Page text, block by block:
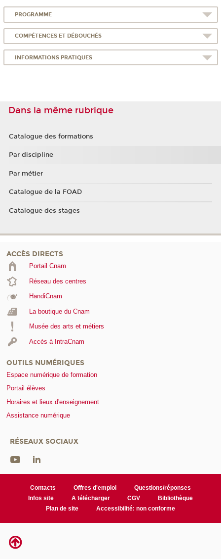
PROGRAMME
COMPÉTENCES ET DÉBOUCHÉS
INFORMATIONS PRATIQUES
Dans la même rubrique
Catalogue des formations
Par discipline
Par métier
Catalogue de la FOAD
Catalogue des stages
ACCÈS DIRECTS
Portail Cnam
Réseau des centres
HandiCnam
La boutique du Cnam
Musée des arts et métiers
Accès à IntraCnam
OUTILS NUMÉRIQUES
Espace numérique de formation
Portail élèves
Horaires et lieux d'enseignement
Assistance numérique
RÉSEAUX SOCIAUX
Contacts Offres d'emploi
Questions/réponses
Infos site
A télécharger CGV
Bibliothèque
Plan de site
Accessibilité: non conforme